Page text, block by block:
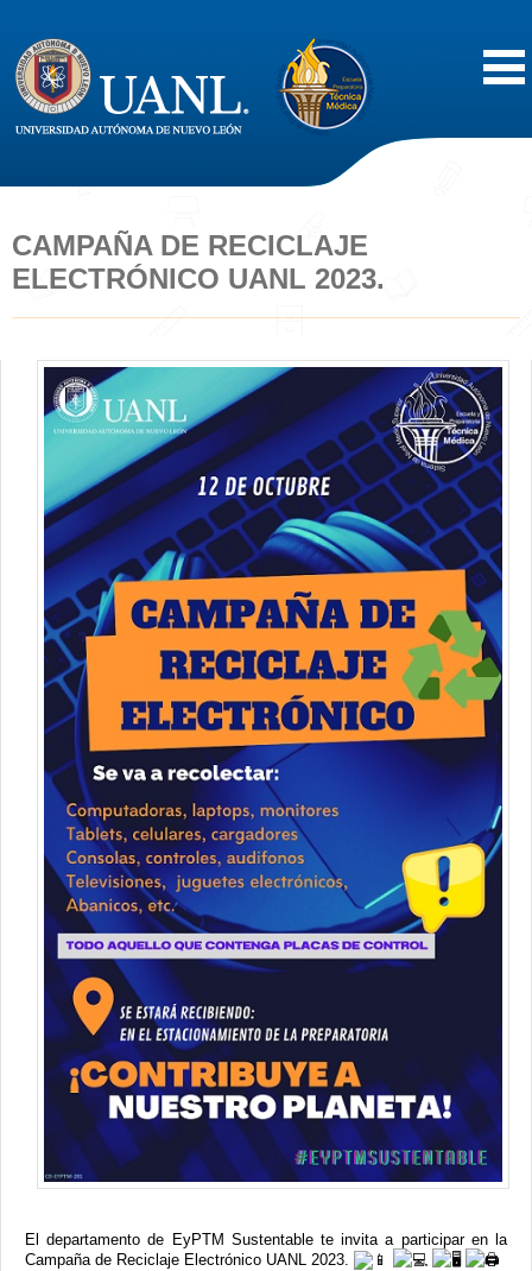
Acerca de
Vida Estudiantil
Servicios
Difusión
Contacto
CAMPAÑA DE RECICLAJE
ELECTRÓNICO UANL 2023.
El departamento de EyPTM Sustentable te invita a participar en la
Campaña de Reciclaje Electrónico UANL 2023.